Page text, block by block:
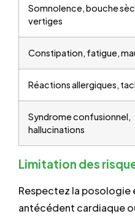
Somnolence, bouche
vertiges
Constipation, fatigue,
Réactions allergiques,
Syndrome confusionnel,
hallucinations
Limitation des
Respectez la posologie
antécédent cardiaque